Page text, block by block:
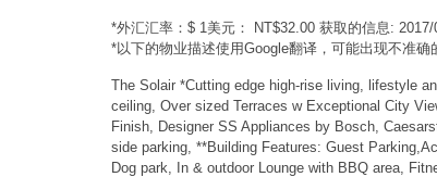
*外汇汇率：$ 1美元： NT$32.00 获取的信息:
*以下的物业描述使用Google翻译，可能出现不准确
The Solair *Cutting edge high-rise living, lifestyle
ceiling, Over sized Terraces w Exceptional City
Finish, Designer SS Appliances by Bosch,
side parking, **Building Features: Guest
Dog park, In & outdoor Lounge with BBQ area,